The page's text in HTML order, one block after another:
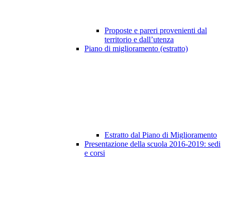
Proposte e pareri provenienti dal
territorio e dall’utenza
Piano di miglioramento (estratto)
Estratto dal Piano di Miglioramento
Presentazione della scuola 2016-2019: sedi
e corsi